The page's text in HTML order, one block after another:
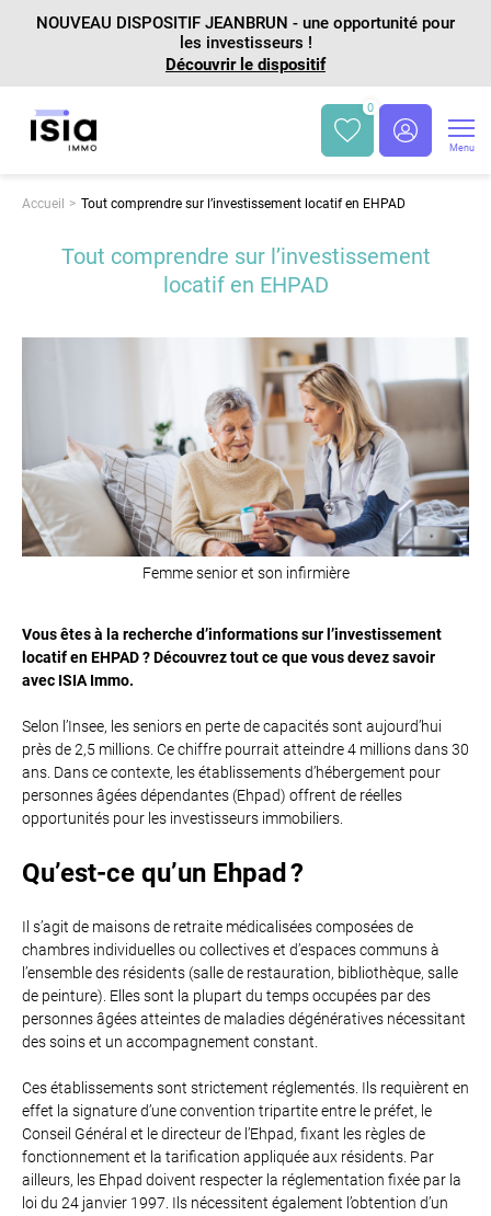
NOUVEAU DISPOSITIF JEANBRUN - une opportunité pour
les investisseurs !
Découvrir le dispositif
0
Menu
Accueil Tout comprendre sur l’investissement locatif en EHPAD
Tout comprendre sur l’investissement
locatif en EHPAD
Femme senior et son infirmière
Vous êtes à la recherche d’informations sur l’investissement
locatif en EHPAD ? Découvrez tout ce que vous devez savoir
avec ISIA Immo.
Selon l’Insee, les seniors en perte de capacités sont aujourd’hui
près de 2,5 millions. Ce chiffre pourrait atteindre 4 millions dans 30
ans. Dans ce contexte, les établissements d’hébergement pour
personnes âgées dépendantes (Ehpad) offrent de réelles
opportunités pour les investisseurs immobiliers.
Qu’est-ce qu’un Ehpad ?
Il s’agit de maisons de retraite médicalisées composées de
chambres individuelles ou collectives et d’espaces communs à
l’ensemble des résidents (salle de restauration, bibliothèque, salle
de peinture). Elles sont la plupart du temps occupées par des
personnes âgées atteintes de maladies dégénératives nécessitant
des soins et un accompagnement constant.
Ces établissements sont strictement réglementés. Ils requièrent en
effet la signature d’une convention tripartite entre le préfet, le
Conseil Général et le directeur de l’Ehpad, fixant les règles de
fonctionnement et la tarification appliquée aux résidents. Par
ailleurs, les Ehpad doivent respecter la réglementation fixée par la
loi du 24 janvier 1997. Ils nécessitent également l’obtention d’un